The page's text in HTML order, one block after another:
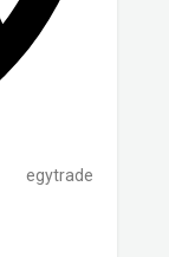
egytrade